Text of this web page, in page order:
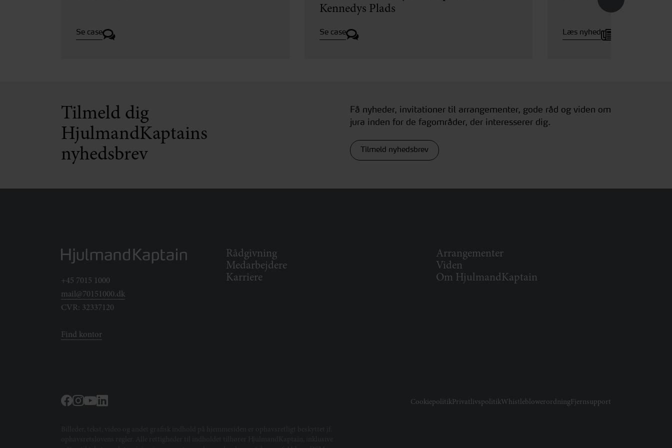
Se case
Kennedys Plads
Se case Læs nyhed
Tilmeld dig
HjulmandKaptains
nyhedsbrev
Få nyheder, invitationer til arrangementer, gode råd og viden om
jura inden for de fagområder, der interesserer dig.
Tilmeld nyhedsbrev
+45 7015 1000
mail@70151000.dk
CVR: 32337120
Find kontor
Rådgivning
Medarbejdere
Karriere
Arrangementer
Viden
Om HjulmandKaptain
CookiepolitikPrivatlivspolitikWhistleblowerordningFjernsupport